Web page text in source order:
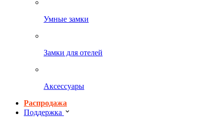
Умные замки
Замки для отелей
Аксессуары
Распродажа
Поддержка